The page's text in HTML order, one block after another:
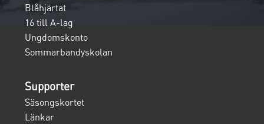
Blåhjärtat
16 till A-lag
Ungdomskonto
Sommarbandyskolan
Supporter
Säsongskortet
Länkar